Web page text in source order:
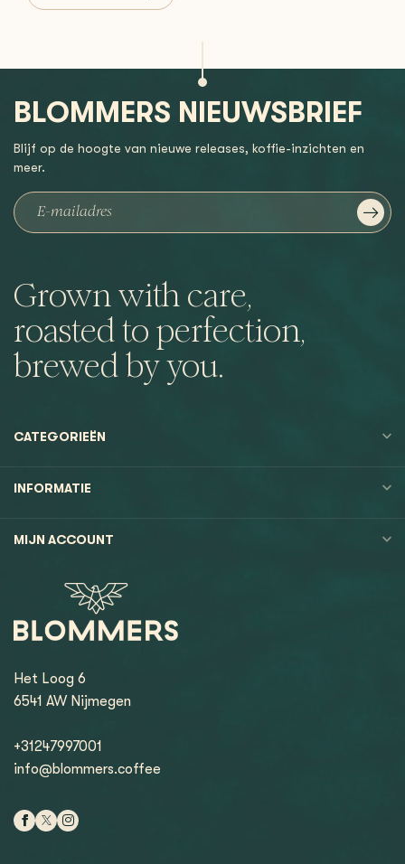
Grown with care,
roasted to perfection,
brewed by you.
BLOMMERS NIEUWSBRIEF
Blijf op de hoogte van nieuwe releases, koffie-inzichten en
meer.
CATEGORIEËN
INFORMATIE
MIJN ACCOUNT
Het Loog 6
6541 AW Nijmegen
+31247997001
info@blommers.coffee